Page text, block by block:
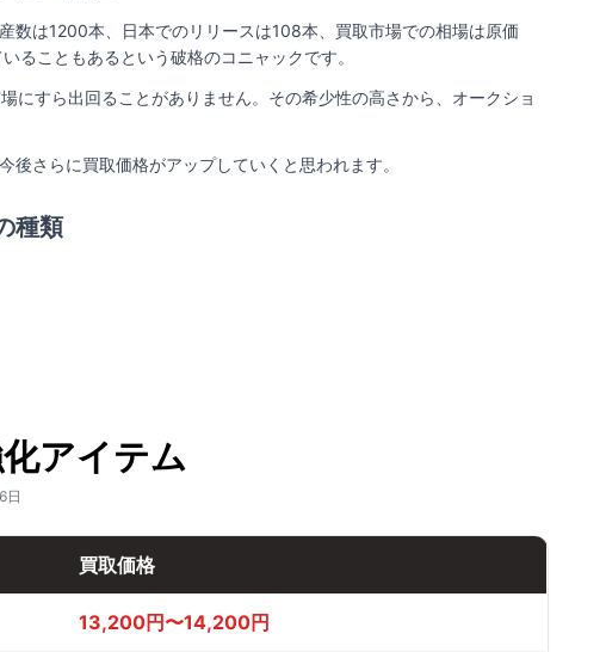
数は1200本、日本でのリリースは108本、買取市場での相場は原価
ることもあるという破格のコニャックです。
すら出回ることがありません。その希少性の高さから、オークショ
さらに買取価格がアップしていくと思われます。
種類
アイテム
日
買取価格
13,200円〜14,200円